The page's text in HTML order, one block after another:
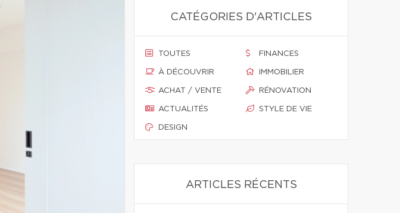
CATÉGORIES D'ARTICLES
TOUTES
À DÉCOUVRIR
ACHAT / VENTE
ACTUALITÉS
DESIGN
FINANCES
IMMOBILIER
RÉNOVATION
STYLE DE VIE
ARTICLES RÉCENTS